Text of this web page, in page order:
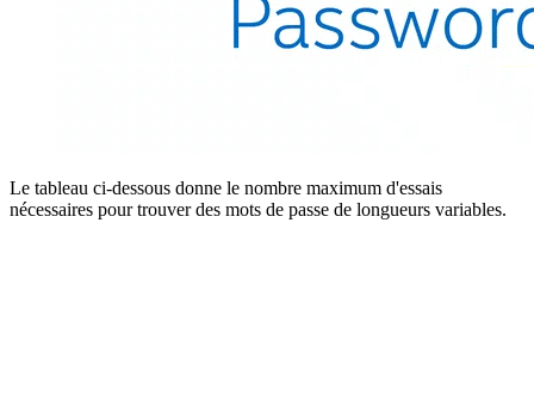
Le tableau ci-dessous donne le nombre maximum d'essais
nécessaires pour trouver des mots de passe de longueurs variables.